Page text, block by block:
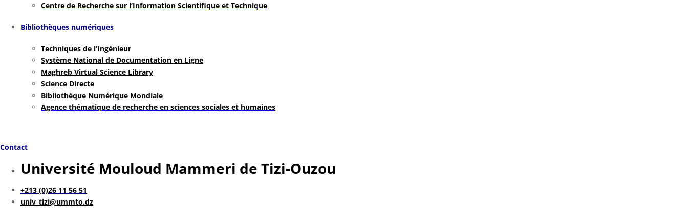
Centre de Recherche sur l’Information Scientifique et Technique
Bibliothèques numériques
Techniques de l’Ingénieur
Système National de Documentation en Ligne
Maghreb Virtual Science Library
Science Directe
Bibliothèque Numérique Mondiale
Agence thématique de recherche en sciences sociales et humaines
Contact
Université Mouloud Mammeri de Tizi-Ouzou
+213 (0)26 11 56 51
univ_tizi@ummto.dz